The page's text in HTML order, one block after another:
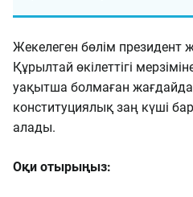
Жекелеген бөлім
Құрылтай өкілеттігі
уақытша болмаған
конституциялық заң күші
алады.
Оқи отырыңыз: